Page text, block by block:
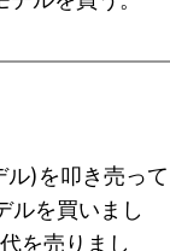
ル)を叩き売って
ルを買いまし
を売りまし